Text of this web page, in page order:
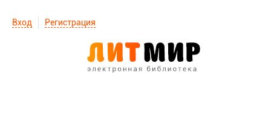
Вход Регистрация